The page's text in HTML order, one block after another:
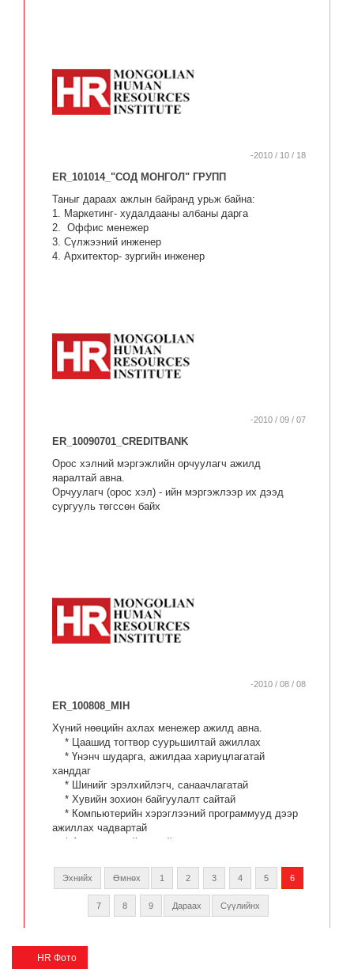
-2010 / 10 / 18
ER_101014_"СОД МОНГОЛ" ГРУПП
Таныг дараах ажлын байранд урьж байна:
1. Маркетинг- худалдааны албаны дарга
2. Оффис менежер
3. Сүлжээний инженер
4. Архитектор- зургийн инженер
-2010 / 09 / 07
ER_10090701_CREDITBANK
Орос хэлний мэргэжлийн орчуулагч ажилд
яаралтай авна.
Орчуулагч (орос хэл) - ийн мэргэжлээр их дээд
сургууль төгссөн байх
-2010 / 08 / 08
ER_100808_MIH
Хүний нөөцийн ахлах менежер ажилд авна.
* Цаашид тогтвор суурьшилтай ажиллах
* Үнэнч шударга, ажилдаа хариуцлагатай
ханддаг
* Шинийг эрэлхийлэгч, санаачлагатай
* Хувийн зохион байгуулалт сайтай
* Компьютерийн хэрэглээний программууд дээр
ажиллах чадвартай
* Англи хэлний бичгийн болон ярианы дундаас
Эхнийх Өмнөх 1 2 3 4 5 6
7 8 9 Дараах Сүүлийнх
HR Фото